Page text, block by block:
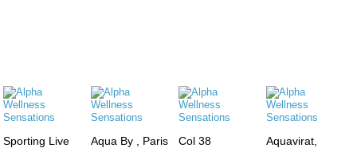
Sporting Live
Aqua By , Paris
Col 38
Aquavirat,